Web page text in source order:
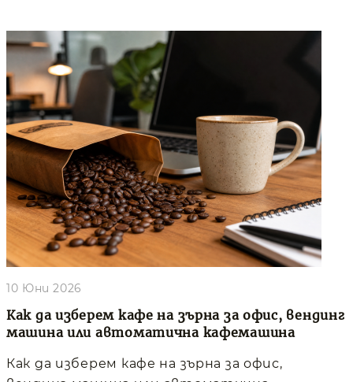
Как да изберем кафе на зърна за офис, вендинг
машина или автоматична кафемашина
10 Юни 2026
Как да изберем кафе на зърна за офис,